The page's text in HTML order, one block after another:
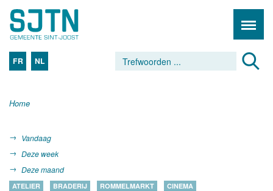
FR NL
Home
Vandaag
Deze week
Deze maand
ATELIER BRADERIJ ROMMELMARKT
CINEMA